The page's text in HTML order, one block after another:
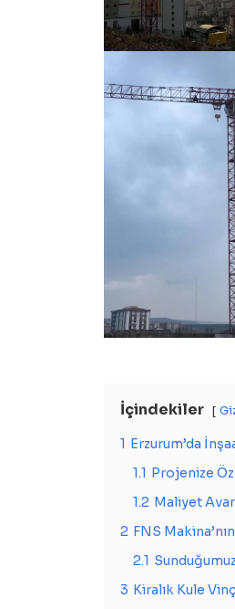
İçindekiler
1 Erzurum’da
1.1 Projenize
1.2 Maliyet
2 FNS
2.1
3 Kiralık Kule